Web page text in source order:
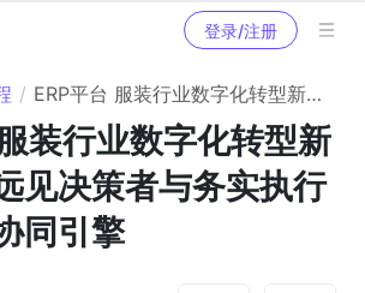
登录/注册
/ ERP平台 服装行业数字化转型新范式：为远见决策者与务实执行者共建的协同引擎
装行业数字化转型新
见决策者与务实执行
同引擎